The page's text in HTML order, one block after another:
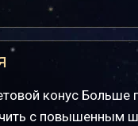
конус Больше
с повышенным